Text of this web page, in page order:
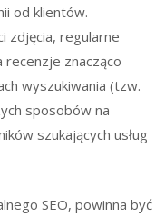
od klientów.
zdjęcia, regularne
znacząco
wyszukiwania (tzw.
sposobów na
szukających usług
SEO, powinna być